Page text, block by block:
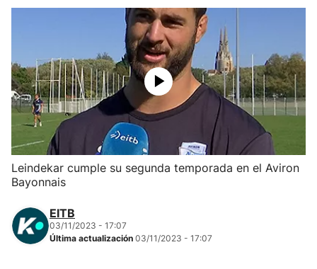
Ciclismo
Herri-kirolak
Balonmano
Kirolak 360
Atletismo
Leindekar cumple su segunda temporada en el Aviron
Bayonnais
EITB
03/11/2023 - 17:07
Última actualización 03/11/2023 - 17:07